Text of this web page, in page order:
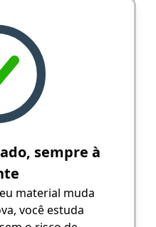
sempre à
material muda
você estuda